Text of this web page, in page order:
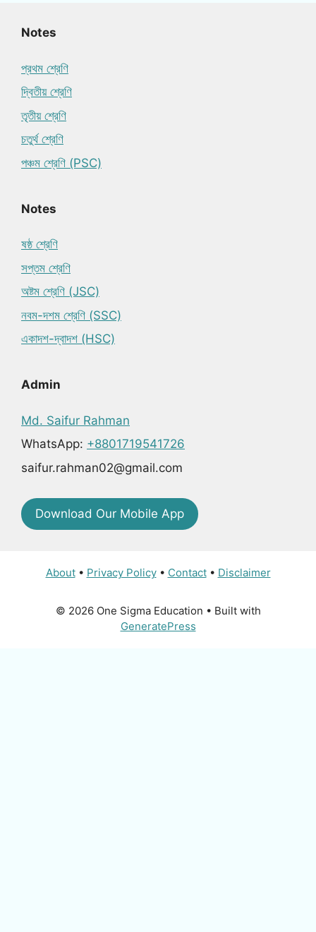
Notes
প্রথম শ্রেণি
দ্বিতীয় শ্রেণি
তৃতীয় শ্রেণি
চতুর্থ শ্রেণি
পঞ্চম শ্রেণি (PSC)
Notes
ষষ্ঠ শ্রেণি
সপ্তম শ্রেণি
অষ্টম শ্রেণি (JSC)
নবম-দশম শ্রেণি (SSC)
একাদশ-দ্বাদশ (HSC)
Admin
Md. Saifur Rahman
WhatsApp: +8801719541726
saifur.rahman02@gmail.com
Download Our Mobile App
About• Privacy Policy• Contact• Disclaimer
© 2026 One Sigma Education • Built with
GeneratePress